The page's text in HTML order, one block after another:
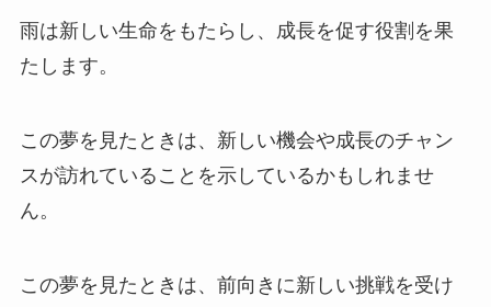
雨は新しい生命をもたらし、成長を促す役割を果
たします。
この夢を見たときは、新しい機会や成長のチャン
スが訪れていることを示しているかもしれませ
ん。
この夢を見たときは、前向きに新しい挑戦を受け